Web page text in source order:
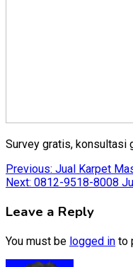
Survey gratis, konsultasi
Post
Previous: Jual Karpet
Next: 0812-9518-8008
Leave a Reply
You must be logged in to